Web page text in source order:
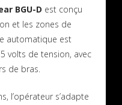
BGU-D est conçu
et les zones de
automatique est
volts de tension, avec
de bras.
l’opérateur s’adapte